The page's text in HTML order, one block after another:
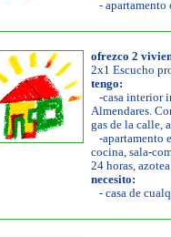
- apartamento
ofrezco 2
2x1 Escucho
tengo:
-casa interior
Almendares.
gas de la calle,
-apartamento
cocina, sala-
24 horas,
necesito:
- casa de